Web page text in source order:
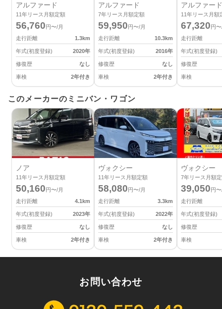
アルファード
11年リース月額定額
56,760円〜/月
走行距離
1.3km
年式(初度登録) 2020年
修復歴 なし
車検 2年付き
アルファード
7年リース月額定額
59,950円〜/月
走行距離
10.3km
年式(初度登録) 2016年
修復歴 なし
車検 2年付き
アルファード
11年リース月額
67,320円
走行距離
年式(初度登録)
修復歴
車検
このメーカーのミニバン・ワゴン
ノア
11年リース月額定額
50,160円〜/月
走行距離
4.1km
年式(初度登録) 2023年
修復歴 なし
車検 2年付き
ヴォクシー
11年リース月額定額
58,080円〜/月
走行距離
3.3km
年式(初度登録) 2022年
修復歴 なし
車検 2年付き
ヴォクシー
7年リース月額
39,050円
走行距離
年式(初度登録)
修復歴
車検
お問い合わせ